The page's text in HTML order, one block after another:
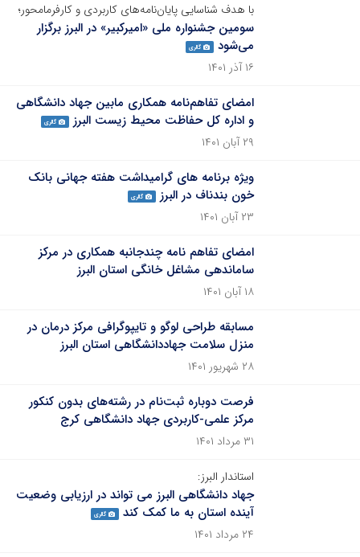
با هدف شناسایی پایان‌نامه‌های کاربردی و کارفرمامحور؛
سومین جشنواره ملی «امیرکبیر» در البرز برگزار
می‌شود
گالری
۱۶ آذر ۱۴۰۱
امضای تفاهم‌نامه همکاری مابین جهاد دانشگاهی
و اداره کل حفاظت محیط زیست البرز
گالری
۲۹ آبان ۱۴۰۱
ویژه برنامه های گرامیداشت هفته جهانی بانک
خون بندناف در البرز
گالری
۲۳ آبان ۱۴۰۱
امضای تفاهم نامه چندجانبه همکاری در مرکز
ساماندهی مشاغل خانگی استان البرز
۱۸ آبان ۱۴۰۱
مسابقه طراحی لوگو و تایپوگرافی مرکز درمان در
منزل سلامت جهاددانشگاهی استان البرز
۲۸ شهریور ۱۴۰۱
فرصت دوباره ثبت‌نام در رشته‌های بدون کنکور
مرکز علمی-کاربردی جهاد دانشگاهی کرج
۳۱ مرداد ۱۴۰۱
استاندار البرز:
جهاد دانشگاهی البرز می تواند در ارزیابی وضعیت
آینده استان به ما کمک کند
گالری
۲۴ مرداد ۱۴۰۱